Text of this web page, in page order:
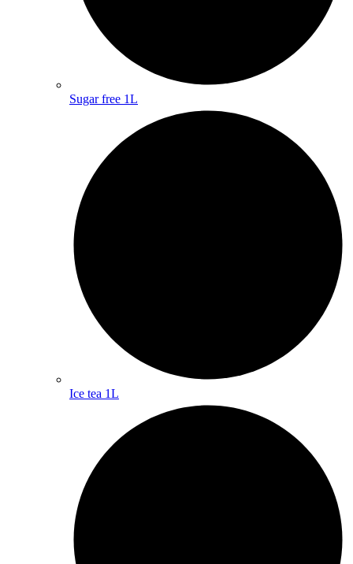
Sugar free 1L
Ice tea 1L